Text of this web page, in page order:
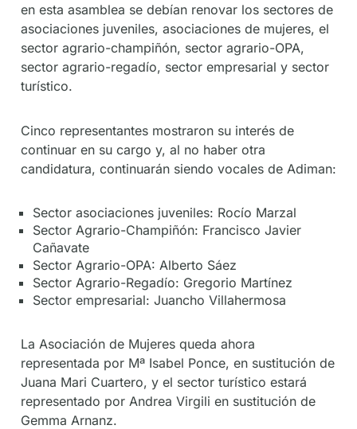
en esta asamblea se debían renovar los sectores de
asociaciones juveniles, asociaciones de mujeres, el
sector agrario-champiñón, sector agrario-OPA,
sector agrario-regadío, sector empresarial y sector
turístico.
Cinco representantes mostraron su interés de
continuar en su cargo y, al no haber otra
candidatura, continuarán siendo vocales de Adiman:
Sector asociaciones juveniles: Rocío Marzal
Sector Agrario-Champiñón: Francisco Javier
Cañavate
Sector Agrario-OPA: Alberto Sáez
Sector Agrario-Regadío: Gregorio Martínez
Sector empresarial: Juancho Villahermosa
La Asociación de Mujeres queda ahora
representada por Mª Isabel Ponce, en sustitución de
Juana Mari Cuartero, y el sector turístico estará
representado por Andrea Virgili en sustitución de
Gemma Arnanz.